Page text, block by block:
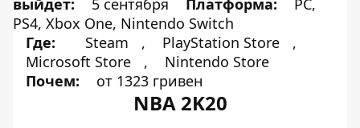
выйдет:
5 сентября Платформа:
PC,
PS4, Xbox One, Nintendo Switch
Где:
Steam , PlayStation Store
,
Microsoft Store
,
Nintendo Store
Почем:
от 1323 гривен
NBA 2K20